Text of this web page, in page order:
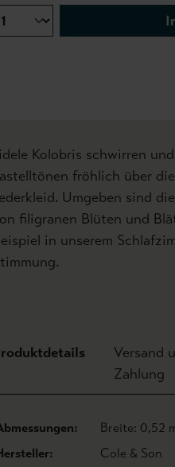
Kolobris schwirren
fröhlich über
Umgeben sind
filigranen Blüten und
in unserem
Versand
Zahlung
Breite: 0,52
Cole & Son